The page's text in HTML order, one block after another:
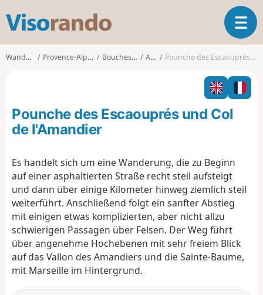
s
o
o
T
o
g
l
n
i
Wanderungen Provence-Alpes-Côte d'Azur Bouches-du-Rhône Allauch Pounche des Escaouprés und Col de l'Amandier
Pounche des Escaouprés und Col
de l'Amandier
Es handelt sich um eine Wanderung, die zu Beginn
auf einer asphaltierten Straße recht steil aufsteigt
und dann über einige Kilometer hinweg ziemlich steil
weiterführt. Anschließend folgt ein sanfter Abstieg
mit einigen etwas komplizierten, aber nicht allzu
schwierigen Passagen über Felsen. Der Weg führt
über angenehme Hochebenen mit sehr freiem Blick
auf das Vallon des Amandiers und die Sainte-Baume,
mit Marseille im Hintergrund.